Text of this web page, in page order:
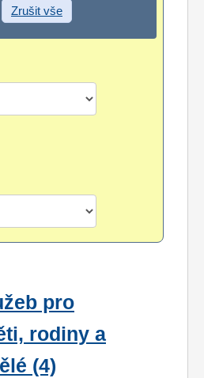
Zrušit vše
pro
rodiny a
(4)